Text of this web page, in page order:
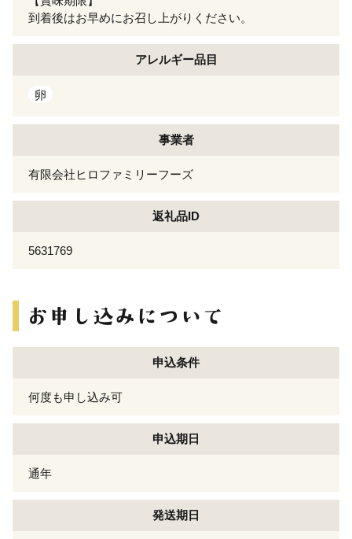
到着後はお早めにお召し上がりください。
アレルギー品目
卵
事業者
有限会社ヒロファミリーフーズ
返礼品ID
5631769
申込条件
何度も申し込み可
申込期日
通年
発送期日